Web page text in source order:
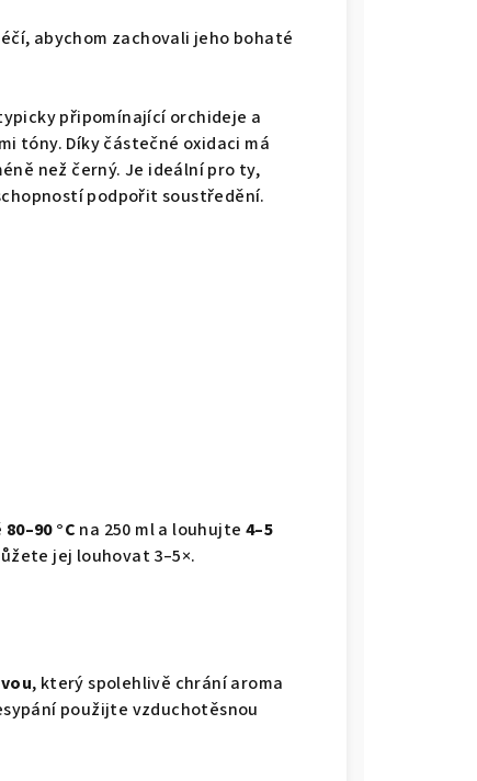
abychom zachovali jeho bohaté
připomínající orchideje a
tóny. Díky částečné oxidaci má
než černý. Je ideální pro ty,
podpořit soustředění.
80–90 °C na 250 ml a louhujte 4–5
jej louhovat 3–5×.
, který spolehlivě chrání aroma
použijte vzduchotěsnou